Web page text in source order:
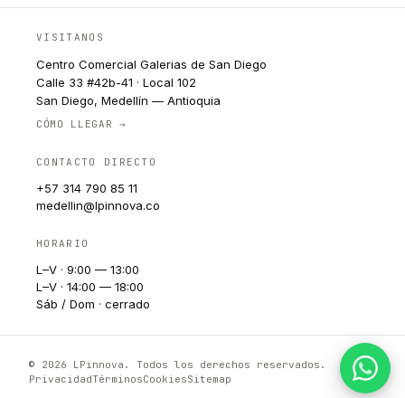
VISITANOS
Centro Comercial Galerias de San Diego
Calle 33 #42b-41 · Local 102
San Diego, Medellín — Antioquia
CÓMO LLEGAR →
CONTACTO DIRECTO
+57 314 790 85 11
medellin@lpinnova.co
HORARIO
L–V · 9:00 — 13:00
L–V · 14:00 — 18:00
Sáb / Dom · cerrado
© 2026 LPinnova. Todos los derechos reservados.
PrivacidadTérminosCookiesSitemap